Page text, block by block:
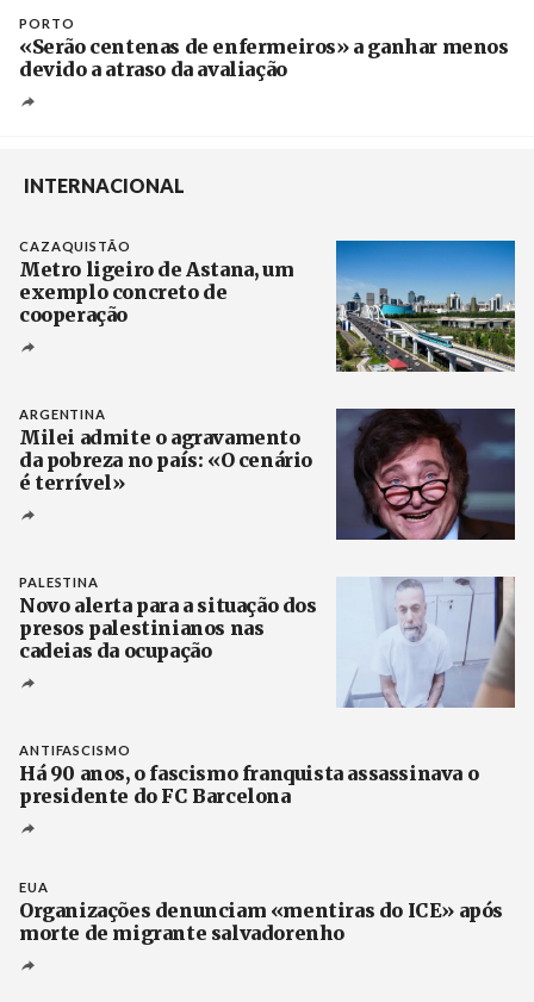
PORTO
«Serão centenas de enfermeiros» a ganhar menos
devido a atraso da avaliação
INTERNACIONAL
CAZAQUISTÃO
Metro ligeiro de Astana, um
exemplo concreto de
cooperação
ARGENTINA
Milei admite o agravamento
da pobreza no país: «O cenário
é terrível»
PALESTINA
Novo alerta para a situação dos
presos palestinianos nas
cadeias da ocupação
ANTIFASCISMO
Há 90 anos, o fascismo franquista assassinava o
presidente do FC Barcelona
EUA
Organizações denunciam «mentiras do ICE» após
morte de migrante salvadorenho